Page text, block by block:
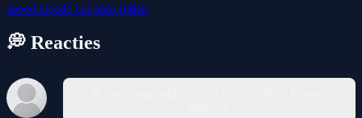
speed arcade carauto rijden
💭 Reacties